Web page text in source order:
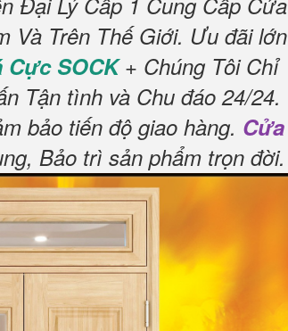
Và Trên Thế Giới. Ưu đãi lớn
Cực SOCK+ Chúng Tôi Chỉ
Tận tình và Chu đáo 24/24.
bảo tiến độ giao hàng. Cửa
Bảo trì sản phẩm trọn đời.